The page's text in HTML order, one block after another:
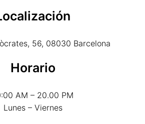
56, 08030 Barcelona
Horario
AM – 20.00 PM
Lunes – Viernes